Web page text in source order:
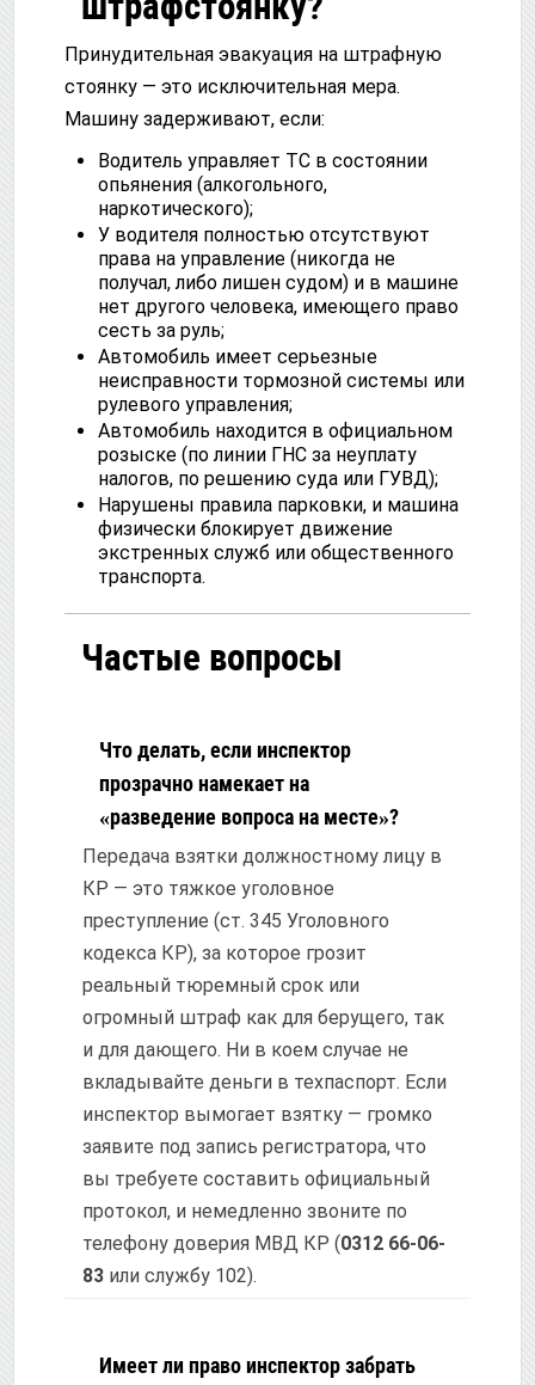
Принудительная эвакуация на штрафную
стоянку — это исключительная мера.
Машину задерживают, если:
Водитель управляет ТС в состоянии
опьянения (алкогольного,
наркотического);
У водителя полностью отсутствуют
права на управление (никогда не
получал, либо лишен судом) и в машине
нет другого человека, имеющего право
сесть за руль;
Автомобиль имеет серьезные
неисправности тормозной системы или
рулевого управления;
Автомобиль находится в официальном
розыске (по линии ГНС за неуплату
налогов, по решению суда или ГУВД);
Нарушены правила парковки, и машина
физически блокирует движение
экстренных служб или общественного
транспорта.
Частые вопросы
Что делать, если инспектор
прозрачно намекает на
«разведение вопроса на месте»?
Передача взятки должностному лицу в
КР — это тяжкое уголовное
преступление (ст. 345 Уголовного
кодекса КР), за которое грозит
реальный тюремный срок или
огромный штраф как для берущего, так
и для дающего. Ни в коем случае не
вкладывайте деньги в техпаспорт. Если
инспектор вымогает взятку — громко
заявите под запись регистратора, что
вы требуете составить официальный
протокол, и немедленно звоните по
телефону доверия МВД КР (0312 66-06-
83 или службу 102).
Имеет ли право инспектор забрать